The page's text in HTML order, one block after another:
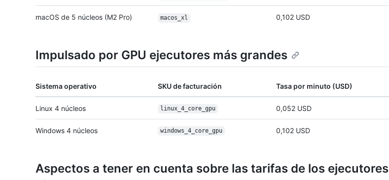
macOS de 5 núcleos (M2 Pro) macos_xl 0,102 USD
Impulsado por GPU ejecutores más grandes
Sistema operativo SKU de facturación Tasa por minuto (USD)
Linux 4 núcleos linux_4_core_gpu 0,052 USD
Windows 4 núcleos windows_4_core_ gpu 0,102 USD
Aspectos a tener en cuenta sobre las tarifas de los ejecutores